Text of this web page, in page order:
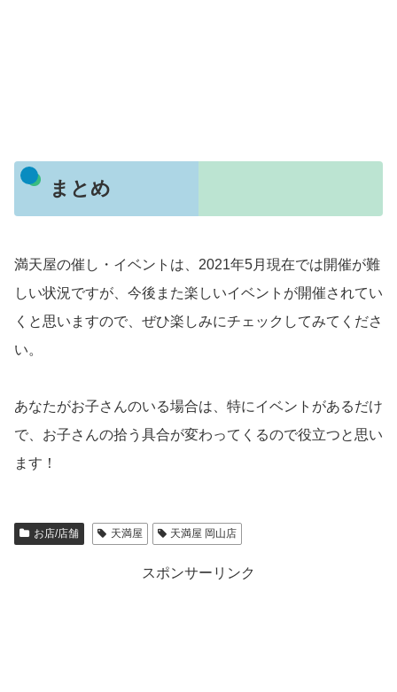
まとめ
満天屋の催し・イベントは、2021年5月現在では開催が難
しい状況ですが、今後また楽しいイベントが開催されてい
くと思いますので、ぜひ楽しみにチェックしてみてくださ
い。
あなたがお子さんのいる場合は、特にイベントがあるだけ
で、お子さんの拾う具合が変わってくるので役立つと思い
ます！
お店/店舗 天満屋 天満屋 岡山店
スポンサーリンク